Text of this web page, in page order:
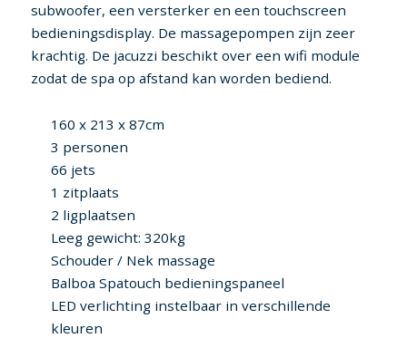
subwoofer, een versterker en een touchscreen
bedieningsdisplay. De massagepompen zijn zeer
krachtig. De jacuzzi beschikt over een wifi module
zodat de spa op afstand kan worden bediend.
160 x 213 x 87cm
3 personen
66 jets
1 zitplaats
2 ligplaatsen
Leeg gewicht: 320kg
Schouder / Nek massage
Balboa Spatouch bedieningspaneel
LED verlichting instelbaar in verschillende
kleuren